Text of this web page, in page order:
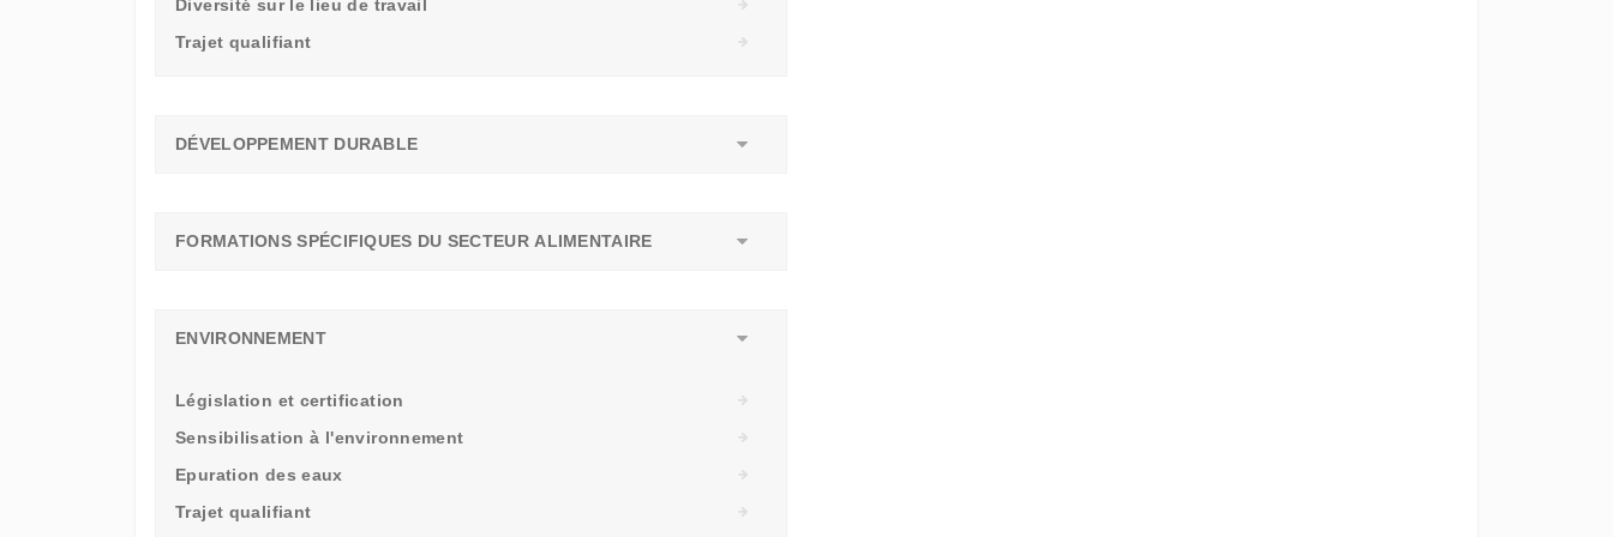
Diversité sur le lieu de travail
Trajet qualifiant
DÉVELOPPEMENT DURABLE
FORMATIONS SPÉCIFIQUES DU SECTEUR ALIMENTAIRE
ENVIRONNEMENT
Législation et certification
Sensibilisation à l'environnement
Epuration des eaux
Trajet qualifiant